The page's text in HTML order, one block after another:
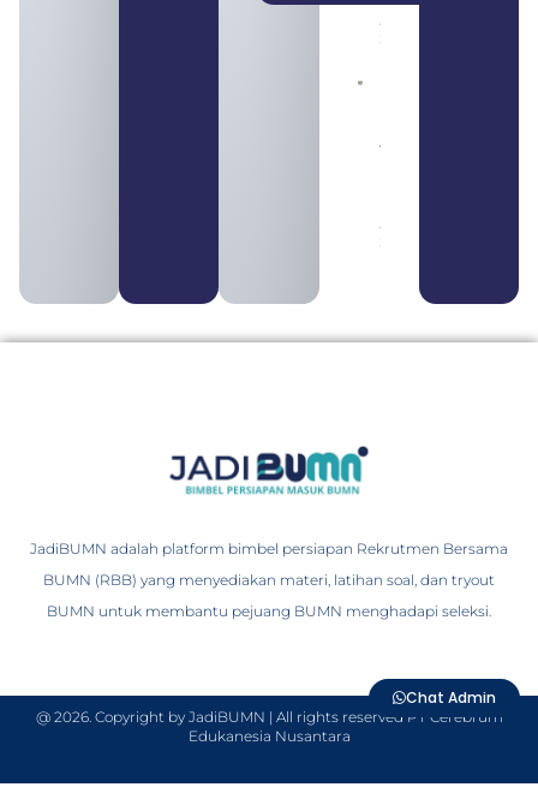
August 5,
2026
yang
August 4,
2026
JadiBUMN adalah platform bimbel persiapan Rekrutmen Bersama
BUMN (RBB) yang menyediakan materi, latihan soal, dan tryout
BUMN untuk membantu pejuang BUMN menghadapi seleksi.
@ 2026. Copyright by JadiBUMN | All rights reserved PT Cerebrum
Edukanesia Nusantara
Chat Admin